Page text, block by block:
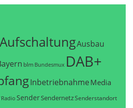
AufschaltungAusbau
blm Bundesmux DAB+
Inbetriebnahme Media
Radio SenderSendernetzSenderstandort